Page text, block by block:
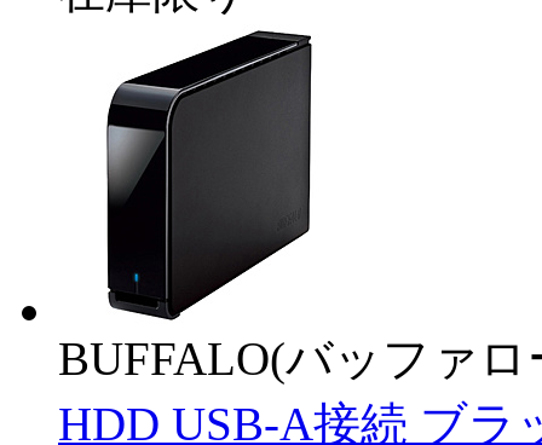
BUFFALO(バッファロ
HDD USB-A接続 ブラ